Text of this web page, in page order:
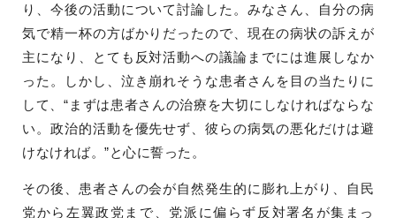
り、今後の活動について討論した。みなさん、自分の病
気で精一杯の方ばかりだったので、現在の病状の訴えが
主になり、とても反対活動への議論までには進展しなか
った。しかし、泣き崩れそうな患者さんを目の当たりに
して、“まずは患者さんの治療を大切にしなければならな
い。政治的活動を優先せず、彼らの病気の悪化だけは避
けなければ。”と心に誓った。
その後、患者さんの会が自然発生的に膨れ上がり、自民
党から左翼政党まで、党派に偏らず反対署名が集まっ